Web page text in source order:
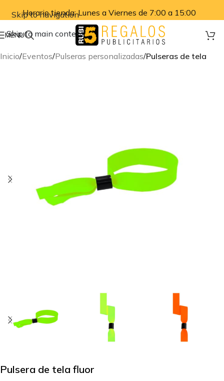
Skip to navigation
Skip to main content
Horario tienda: Lunes a Viernes de 7:00 a 15:00
MENU
Inicio Eventos Pulseras personalizadas Pulseras de tela
Pulsera de tela fluor